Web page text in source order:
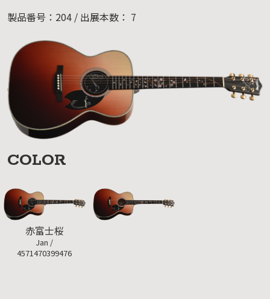
製品番号：204 / 出展本数： 7
COLOR
赤富士桜
Jan /
4571470399476